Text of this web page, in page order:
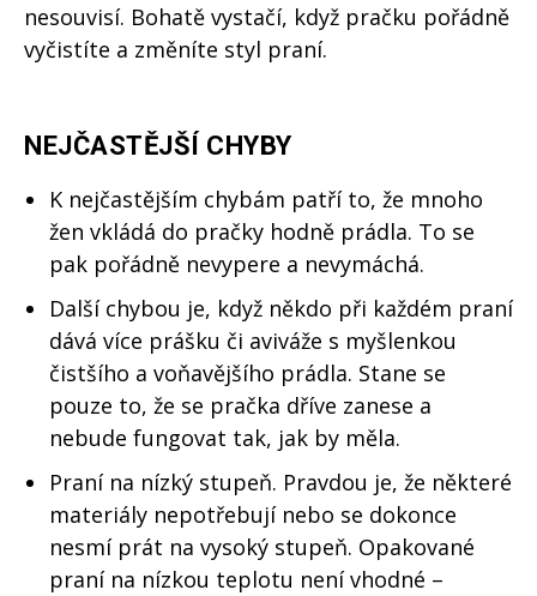
nesouvisí. Bohatě vystačí, když pračku pořádně
vyčistíte a změníte styl praní.
NEJČASTĚJŠÍ CHYBY
K nejčastějším chybám patří to, že mnoho
žen vkládá do pračky hodně prádla. To se
pak pořádně nevypere a nevymáchá.
Další chybou je, když někdo při každém praní
dává více prášku či aviváže s myšlenkou
čistšího a voňavějšího prádla. Stane se
pouze to, že se pračka dříve zanese a
nebude fungovat tak, jak by měla.
Praní na nízký stupeň. Pravdou je, že některé
materiály nepotřebují nebo se dokonce
nesmí prát na vysoký stupeň. Opakované
praní na nízkou teplotu není vhodné –